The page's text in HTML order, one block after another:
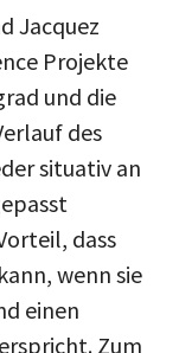
Jacquez
Projekte
und die
des
situativ an
dass
wenn sie
einen
Zum